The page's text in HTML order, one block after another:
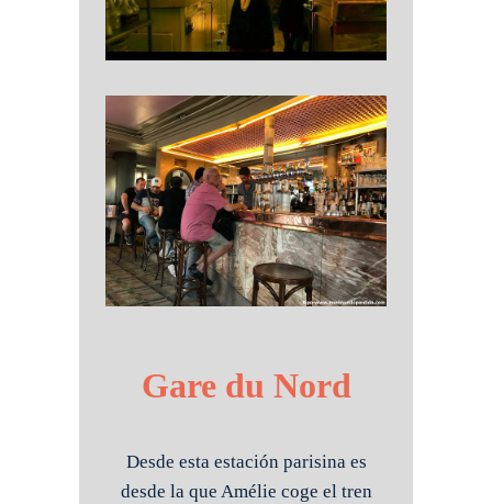
Gare du Nord
Desde esta estación parisina es
desde la que Amélie coge el tren